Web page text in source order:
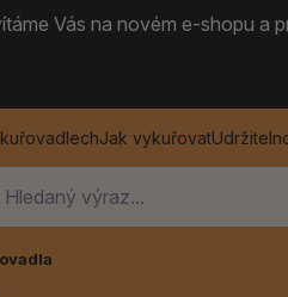
Vás na novém e-shopu a
Jak vykuřovat